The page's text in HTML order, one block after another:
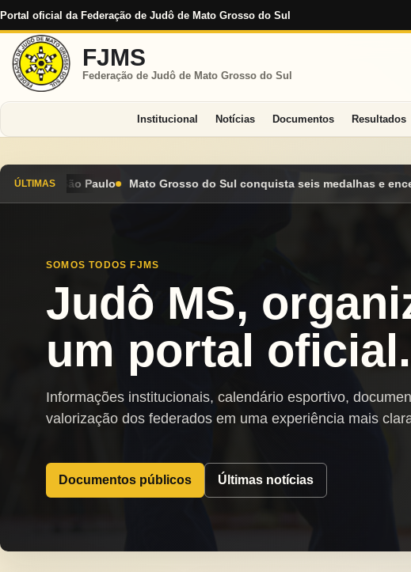
Portal oficial da Federação de Judô de Mato Grosso do Sul
FJMS
Federação de Judô de Mato Grosso do Sul
Institucional Notícias Documentos Resultados
ÚLTIMAS
do Sul conquista seis medalhas e encerra Campeonato Brasileiro
SOMOS TODOS FJMS
Judô MS,
um portal oficial.
Informações institucionais, calendário esportivo,
valorização dos federados em uma experiência mais
Documentos públicos Últimas notícias